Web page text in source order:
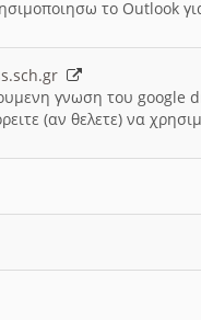
το Outlook
γνωση του google
(αν θελετε) να